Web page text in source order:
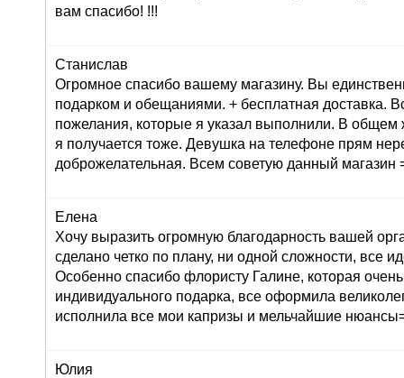
вам спасибо! !!!
Станислав
Огромное спасибо вашему магазину. Вы
подарком и обещаниями. + бесплатная доставка.
пожелания, которые я указал выполнили. В общем
я получается тоже. Девушка на телефоне прям
доброжелательная. Всем советую данный магазин
Елена
Хочу выразить огромную благодарность вашей
сделано четко по плану, ни одной сложности, все
Особенно спасибо флористу Галине, которая
индивидуального подарка, все оформила
исполнила все мои капризы и мельчайшие
Юлия